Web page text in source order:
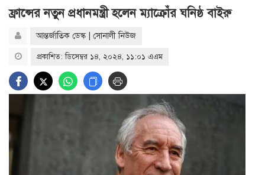
ফ্রান্সের নতুন প্রধানমন্ত্রী হলেন ম্যাক্রোঁর ঘনিষ্ঠ বাইরু
আন্তর্জাতিক ডেস্ক | সোনালী নিউজ
প্রকাশিত: ডিসেম্বর ১৪, ২০২৪, ১১:০১ এএম